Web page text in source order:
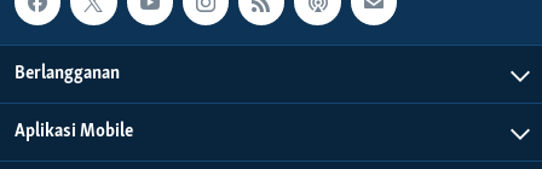
Berlangganan
Aplikasi Mobile